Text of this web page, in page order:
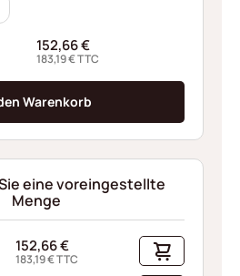
152,66€
183,19€TTC
Warenkorb
eine voreingestellte
Menge
152,66€
183,19€TTC